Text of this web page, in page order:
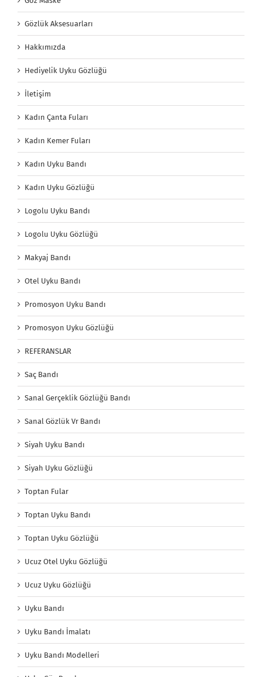
Gözlük Aksesuarları
Hakkımızda
Hediyelik Uyku Gözlüğü
İletişim
Kadın Çanta Fuları
Kadın Kemer Fuları
Kadın Uyku Bandı
Kadın Uyku Gözlüğü
Logolu Uyku Bandı
Logolu Uyku Gözlüğü
Makyaj Bandı
Otel Uyku Bandı
Promosyon Uyku Bandı
Promosyon Uyku Gözlüğü
REFERANSLAR
Saç Bandı
Sanal Gerçeklik Gözlüğü Bandı
Sanal Gözlük Vr Bandı
Siyah Uyku Bandı
Siyah Uyku Gözlüğü
Toptan Fular
Toptan Uyku Bandı
Toptan Uyku Gözlüğü
Ucuz Otel Uyku Gözlüğü
Ucuz Uyku Gözlüğü
Uyku Bandı
Uyku Bandı İmalatı
Uyku Bandı Modelleri